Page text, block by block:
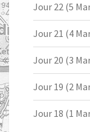
Jour 22 (5
Jour 21 (4
Jour 20 (3
Jour 19 (2
Jour 18 (1